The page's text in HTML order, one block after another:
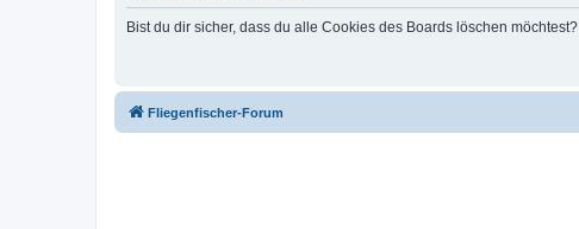
Bist du dir sicher, dass du alle Cookies des Boards löschen möchtest?
Fliegenfischer-Forum